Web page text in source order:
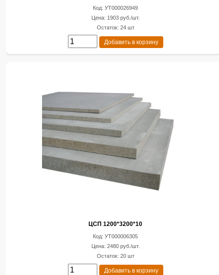
Код: УТ000026949
Цена: 1903 руб./шт.
Остаток: 24 шт
Добавить в корзину
ЦСП 1200*3200*10
Код: УТ000006305
Цена: 2480 руб./шт.
Остаток: 20 шт
Добавить в корзину